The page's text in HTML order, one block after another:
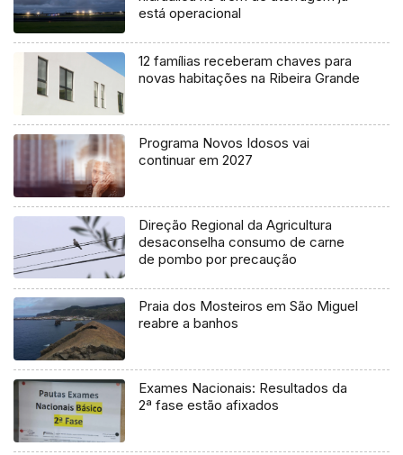
está operacional
12 famílias receberam chaves para
novas habitações na Ribeira Grande
Programa Novos Idosos vai
continuar em 2027
Direção Regional da Agricultura
desaconselha consumo de carne
de pombo por precaução
Praia dos Mosteiros em São Miguel
reabre a banhos
Exames Nacionais: Resultados da
2ª fase estão afixados